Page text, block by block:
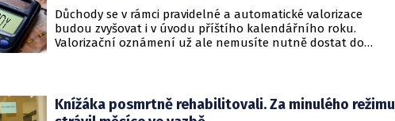
Důchody se v rámci pravidelné a automatické valorizace
budou zvyšovat i v úvodu příštího kalendářního roku.
Valorizační oznámení už ale nemusíte nutně dostat do
Knížáka posmrtně rehabilitovali. Za minulého režimu